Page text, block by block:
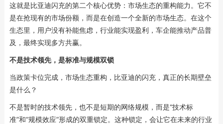
这就是比亚迪闪充的第二个核心优势：市场生态的重构能力。它不
是在抢现有的市场份额，而是在创造一个全新的市场生态。在这个
生态里，用户没有补能焦虑，行业能实现盈利，车企能推动产品普
及，最终实现多方共赢。
不是技术领先，是标准与规模双锁
当政策卡位完成，市场生态重构，比亚迪的闪充，真正的长期壁垒
是什么？
不是暂时的技术领先，也不是短期的网络规模，而是“技术标
准”和“规模效应”形成的双重锁定。这种锁定，会让它在未来的行业